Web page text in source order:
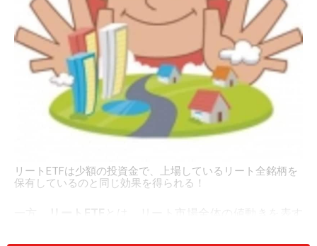
リートETFは少額の投資金で、上場しているリート全銘柄を
保有しているのと同じ効果を得られる！
一方、 リートETF とは、リート市場全体の値動きを表す